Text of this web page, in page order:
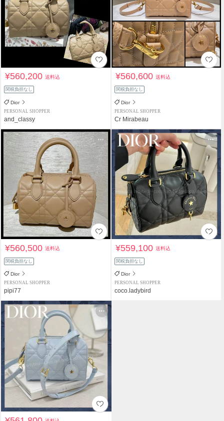
¥560,200送料込
関税負担なし
Dior
PERSONAL SHOPPER
and_classy
¥560,600送料込
関税負担なし
Dior
PERSONAL SHOPPER
Cr Mirabeau
¥560,500送料込
関税負担なし
Dior
PERSONAL SHOPPER
pipi77
¥559,100送料込
関税負担なし
Dior
PERSONAL SHOPPER
coco.ladybird